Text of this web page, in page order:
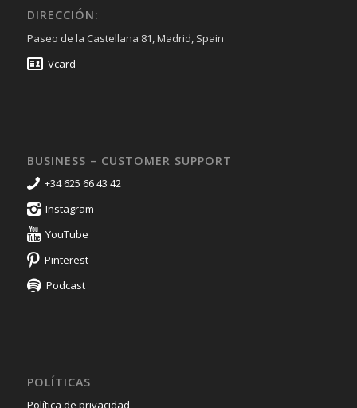
DIRECCIÓN:
Paseo de la Castellana 81, Madrid, Spain
Vcard
BUSINESS – CUSTOMER SUPPORT
+34 625 66 43 42
Instagram
YouTube
Pinterest
Podcast
POLÍTICAS
Política de privacidad